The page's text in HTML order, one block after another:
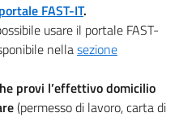
portale FAST-IT.
usare il portale FAST-
nellasezione
provi l’effettivo domicilio
(permesso di lavoro, carta di